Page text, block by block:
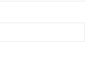
si je ne savais pas ce
J’étais très curieuse et
stop, pour m’y rendre